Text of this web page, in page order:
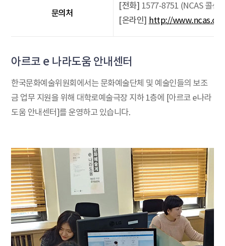
문의처
[전화] 1577-8751 (NCAS 콜센
[온라인] http://
아르코 e 나라도움 안내센터
한국문화예술위원회에서는 문화예술단체 및 예술인들의 보조
금 업무 지원을 위해 대학로예술극장 지하 1층에 [아르코 e나라
도움 안내센터]를 운영하고 있습니다.